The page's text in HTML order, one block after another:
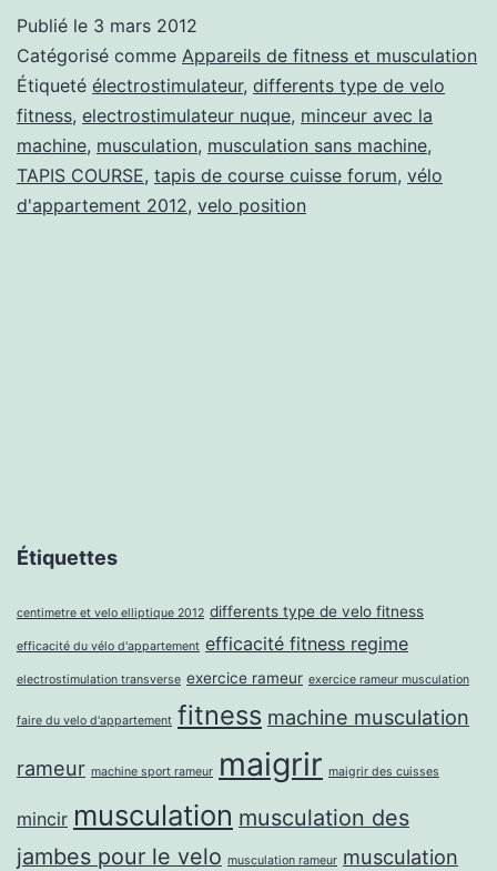
performant
Publié le 3 mars 2012
Catégorisé comme Appareils de fitness et musculation
Étiqueté électrostimulateur, differents type de velo
fitness, electrostimulateur nuque, minceur avec la
machine, musculation, musculation sans machine,
TAPIS COURSE, tapis de course cuisse forum, vélo
d'appartement 2012, velo position
Étiquettes
centimetre et velo elliptique 2012 differents type de velo fitness
efficacité du vélo d'appartement efficacité fitness regime
electrostimulation transverse exercice rameur exercice rameur musculation
faire du velo d'appartement fitness machine musculation
rameur machine sport rameur maigrir maigrir des cuisses
mincir musculation musculation des
jambes pour le velo musculation rameur musculation